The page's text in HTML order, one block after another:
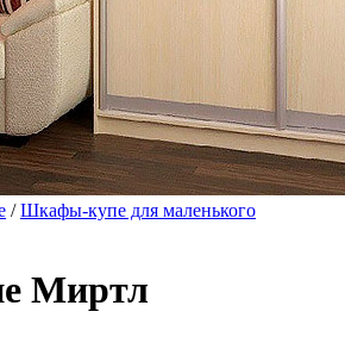
/Шкафы-купе для маленького
Миртл